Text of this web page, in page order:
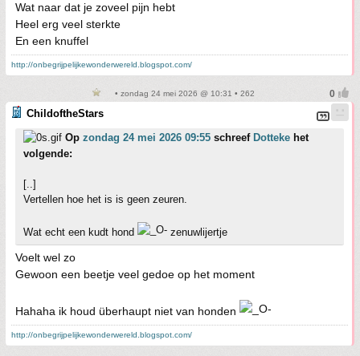
Wat naar dat je zoveel pijn hebt
Heel erg veel sterkte
En een knuffel
http://onbegrijpelijkewonderwereld.blogspot.com/
• zondag 24 mei 2026 @ 10:31 • 262
ChildoftheStars
Op zondag 24 mei 2026 09:55 schreef Dotteke het
volgende:
[..]
Vertellen hoe het is is geen zeuren.
Wat echt een kudt hond zenuwlijertje
Voelt wel zo
Gewoon een beetje veel gedoe op het moment
Hahaha ik houd überhaupt niet van honden
http://onbegrijpelijkewonderwereld.blogspot.com/